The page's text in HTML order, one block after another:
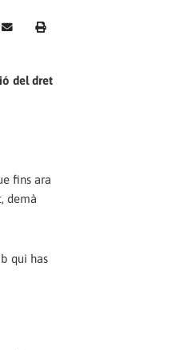
del dret
fins ara
demà
qui has